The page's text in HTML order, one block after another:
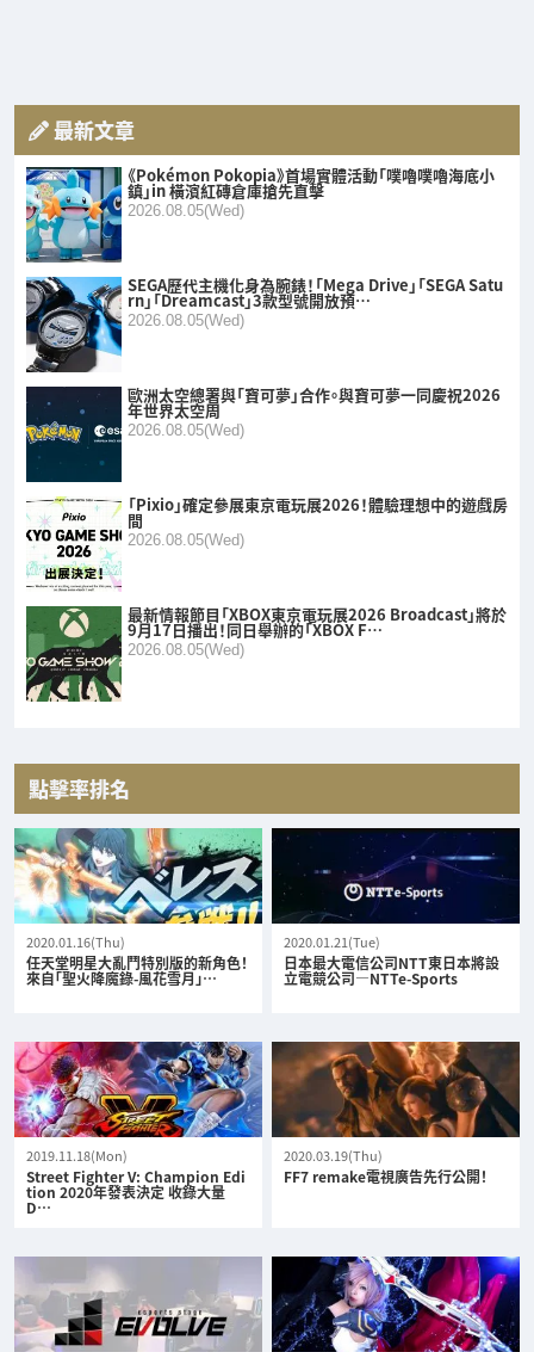
最新文章
《Pokémon Pokopia》首場實體活動「噗嚕噗嚕海底小
鎮」in 橫濱紅磚倉庫搶先直擊
2026.08.05(Wed)
SEGA歷代主機化身為腕錶！「Mega Drive」「SEGA Satu
rn」「Dreamcast」3款型號開放預…
2026.08.05(Wed)
歐洲太空總署與「寶可夢」合作。與寶可夢一同慶祝2026
年世界太空周
2026.08.05(Wed)
「Pixio」確定參展東京電玩展2026！體驗理想中的遊戲房
間
2026.08.05(Wed)
最新情報節目「XBOX東京電玩展2026 Broadcast」將於
9月17日播出！同日舉辦的「XBOX F…
2026.08.05(Wed)
點擊率排名
2020.01.16(Thu)
任天堂明星大亂鬥特別版的新角色！
來自「聖火降魔錄-風花雪月」…
2020.01.21(Tue)
日本最大電信公司NTT東日本將設
立電競公司—NTTe-Sports
2019.11.18(Mon)
Street Fighter V: Champion Edi
tion 2020年發表決定 收錄大量
D…
2020.03.19(Thu)
FF7 remake電視廣告先行公開！